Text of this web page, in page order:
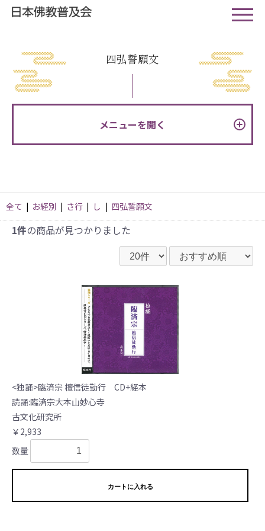
四弘誓願文
メニューを開く
全て | お経別 | さ行 | し | 四弘誓願文
1件の商品が見つかりました
<独誦>臨済宗 檀信徒勤行 CD+経本
読誦:臨済宗大本山妙心寺
古文化研究所
￥2,933
数量
カートに入れる